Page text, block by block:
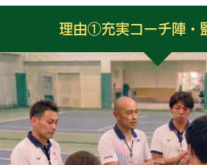
理由①充実コーチ陣・